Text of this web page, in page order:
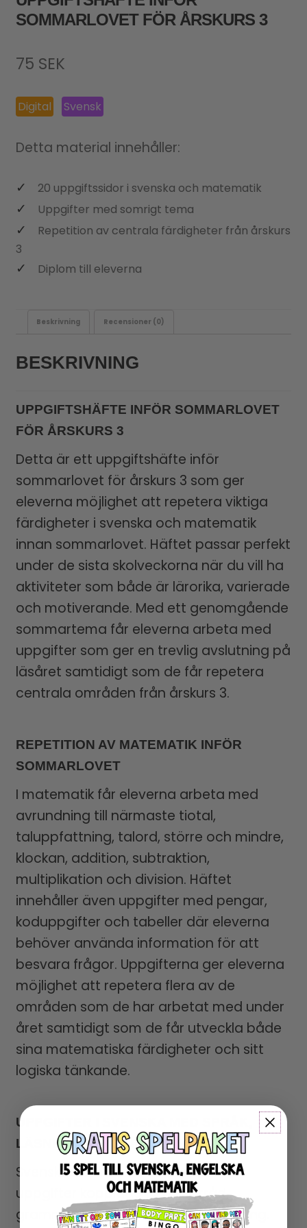
SOMMARLOVET FÖR ÅRSKURS 3
75 SEK
Digital Svensk
Detta material innehåller:
20 uppgiftssidor i svenska och matematik
Uppgifter med somrigt tema
Repetition av centrala färdigheter från årskurs
3
Diplom till eleverna
Beskrivning Recensioner (0)
BESKRIVNING
UPPGIFTSHÄFTE INFÖR SOMMARLOVET
FÖR ÅRSKURS 3
Detta är ett uppgiftshäfte inför
sommarlovet för årskurs 3 som ger
eleverna möjlighet att repetera viktiga
färdigheter i svenska och matematik
innan sommarlovet. Häftet passar perfekt
under de sista skolveckorna när du vill ha
aktiviteter som både är lärorika, varierade
och motiverande. Med ett genomgående
sommartema får eleverna arbeta med
uppgifter som ger en trevlig avslutning på
läsåret samtidigt som de får repetera
centrala områden från årskurs 3.
REPETITION AV MATEMATIK INFÖR
SOMMARLOVET
I matematik får eleverna arbeta med
avrundning till närmaste tiotal,
taluppfattning, talord, större och mindre,
klockan, addition, subtraktion,
multiplikation och division. Häftet
innehåller även uppgifter med pengar,
koduppgifter och tabeller där eleverna
behöver använda information för att
besvara frågor. Uppgifterna ger eleverna
möjlighet att repetera flera av de
områden som de har arbetat med under
året samtidigt som de får utveckla både
sina matematiska färdigheter och sitt
logiska tänkande.
UPPGIFTER I SVENSKA MED SPRÅK,
LÄSNING OCH SKRIVNING
Svenskdelen innehåller varierade
uppgifter kopplade till ordförråd,
grammatik, läsförståelse och skrivning.